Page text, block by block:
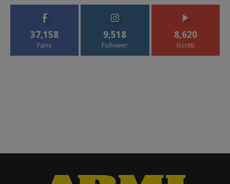
37,158
Fans
9,518
Follower
8,620
Iscritti